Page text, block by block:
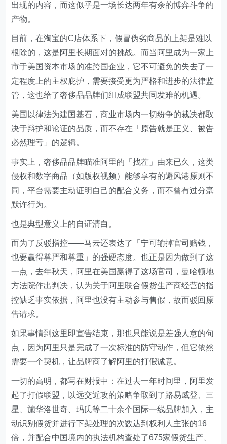
出现的内容，而这似乎是一场长达两年有余的博弈斗争的
产物。
目前，在淘宝的C店体系下，假冒伪劣商品的上架是难以
根除的，这是阿里长期面对的挑战。而当阿里成为一家上
市于美国资本市场的准跨国企业，它不可避免的失去了一
定程度上的主权庇护，需要接受更为严格和进步的法律监
管，这也给了奢侈品品牌们组成联盟共同发难的机遇。
美国以律法为建国基石，商业市场内一切纷争的裁决都取
决于辩护和论证的品质，而不存在「原告就是正义、被告
必然理亏」的逻辑。
事实上，奢侈品品牌瞄准阿里的「找茬」由来已久，这类
侵权和数字商品（如版权视频）能够享有的避风港原则不
同，平台需要主动证明自己的配合义务，而不曾有过分毫
默许行为。
也是典型意义上的自证清白。
而为了反驳指控——马云还表达了「宁可输掉官司赔钱，
也要赢得尊严和尊重」的强硬态度。也正是因为做到了这
一点，去年秋天，阿里在美国赢得了这场官司，曼哈顿地
方法院作出判决，认为关于阿里联合假货生产商经营的指
控缺乏事实依据，阿里也没有主动参与售假，故而驳回原
告请求。
如果事情到这里即宣告结束，那也只能说是差强人意的句
点，因为阿里只是完成了一次标准的防守动作，但它依然
需要一个契机，让品牌商了解阿里的打假诚意。
一切的高明，都写在财报中：在过去一年时间里，阿里发
起了打假联盟，以远交近攻的策略争取到了路易威登、三
星、施华洛世奇、玛氏等二十余个国际一线品牌加入，主
动识别假货并进行下架处理的次数达到权利人主张的16
倍，并配合中国境内的执法机构查处了675家假货生产、